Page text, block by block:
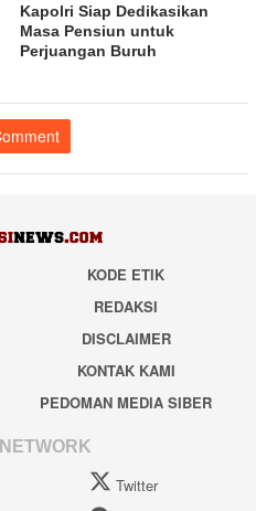
Kapolri Siap Dedikasikan
Masa Pensiun untuk
Perjuangan Buruh
KODE ETIK
REDAKSI
DISCLAIMER
KONTAK KAMI
PEDOMAN MEDIA SIBER
Twitter